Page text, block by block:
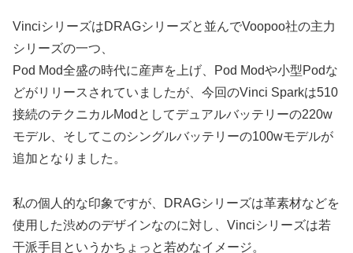
VinciシリーズはDRAGシリーズと並んでVoopoo社の主力
シリーズの一つ、
Pod Mod全盛の時代に産声を上げ、Pod Modや小型Podな
どがリリースされていましたが、今回のVinci Sparkは510
接続のテクニカルModとしてデュアルバッテリーの220w
モデル、そしてこのシングルバッテリーの100wモデルが
追加となりました。
私の個人的な印象ですが、DRAGシリーズは革素材などを
使用した渋めのデザインなのに対し、Vinciシリーズは若
干派手目というかちょっと若めなイメージ。